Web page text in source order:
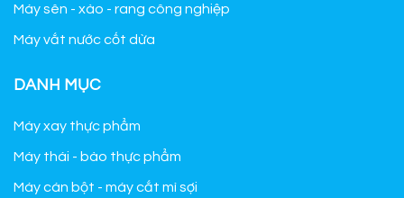
Máy sên - xào - rang công nghiệp
Máy vắt nước cốt dừa
DANH MỤC
Máy xay thực phẩm
Máy thái - bào thực phẩm
Máy cán bột - máy cắt mì sợi